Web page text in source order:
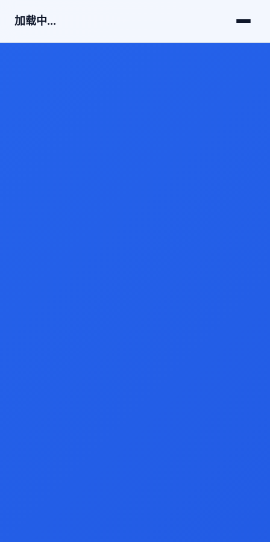
加载中...